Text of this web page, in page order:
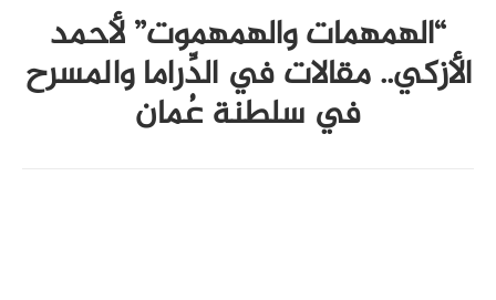
“الهمهمات والهمهموت” لأحمد
الأزكي.. مقالات في الدِّراما والمسرح
في سلطنة عُمان